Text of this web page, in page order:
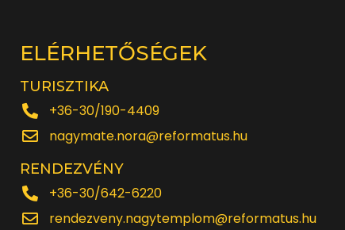
ELÉRHETŐSÉGEK
TURISZTIKA
+36-30/190-4409
nagymate.nora@reformatus.hu
RENDEZVÉNY
+36-30/642-6220
rendezveny.nagytemplom@reformatus.hu